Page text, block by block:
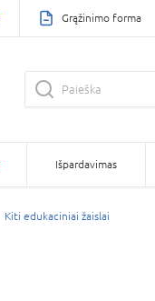
Grąžinimo forma
Išpardavimas
Kiti edukaciniai žaislai